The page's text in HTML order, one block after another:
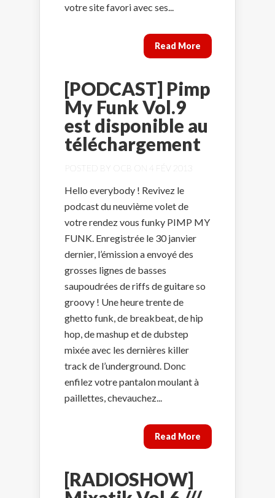
votre site favori avec ses...
Read More
[PODCAST] Pimp
My Funk Vol.9
est disponible au
téléchargement
POSTED BY OCB ON 4 FÉV 2013
Hello everybody ! Revivez le
podcast du neuvième volet de
votre rendez vous funky PIMP MY
FUNK. Enregistrée le 30 janvier
dernier, l’émission a envoyé des
grosses lignes de basses
saupoudrées de riffs de guitare so
groovy ! Une heure trente de
ghetto funk, de breakbeat, de hip
hop, de mashup et de dubstep
mixée avec les dernières killer
track de l’underground. Donc
enfilez votre pantalon moulant à
paillettes, chevauchez...
Read More
[RADIOSHOW]